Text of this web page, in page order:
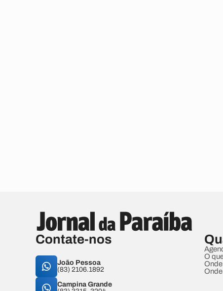
Contate-nos
João Pessoa
(83) 2106.1892
Campina Grande
O